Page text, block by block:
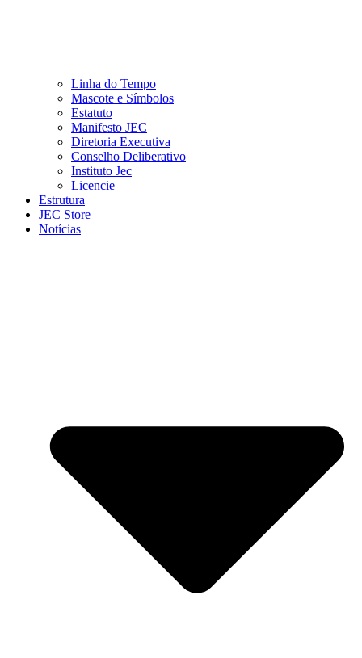
Linha do Tempo
Mascote e Símbolos
Estatuto
Manifesto JEC
Diretoria Executiva
Conselho Deliberativo
Instituto Jec
Licencie
Estrutura
JEC Store
Notícias